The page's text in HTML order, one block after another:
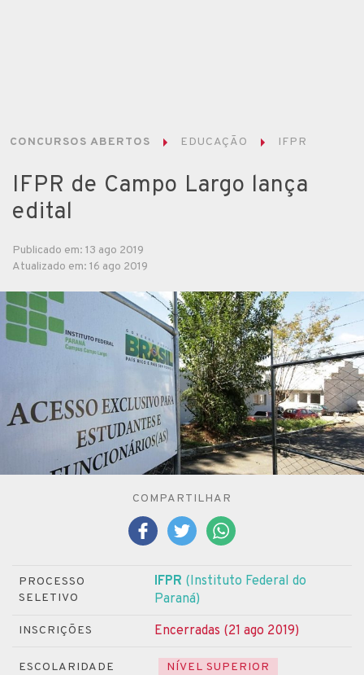
CONCURSOS ABERTOS EDUCAÇÃO IFPR
IFPR de Campo Largo lança
edital
Publicado em: 13 ago 2019
Atualizado em: 16 ago 2019
COMPARTILHAR
PROCESSO
SELETIVO
IFPR (Instituto Federal do
Paraná)
INSCRIÇÕES Encerradas (21 ago 2019)
ESCOLARIDADE NÍVEL SUPERIOR